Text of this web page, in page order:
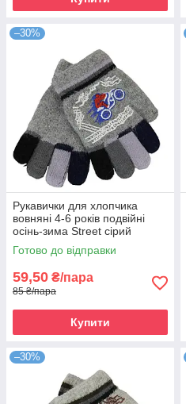
–30%
Рукавички для хлопчика
вовняні 4-6 років подвійні
осінь-зима Street сірий
Готово до відправки
59,50 ₴/пара
85 ₴/пара
Купити
–30%